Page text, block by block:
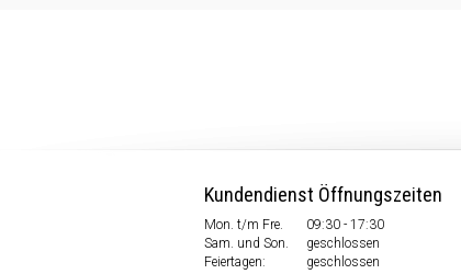
Kundendienst Öffnungszeiten
Mon. t/m Fre.
09:30 - 17:30
Sam. und Son.
geschlossen
Feiertagen:
geschlossen